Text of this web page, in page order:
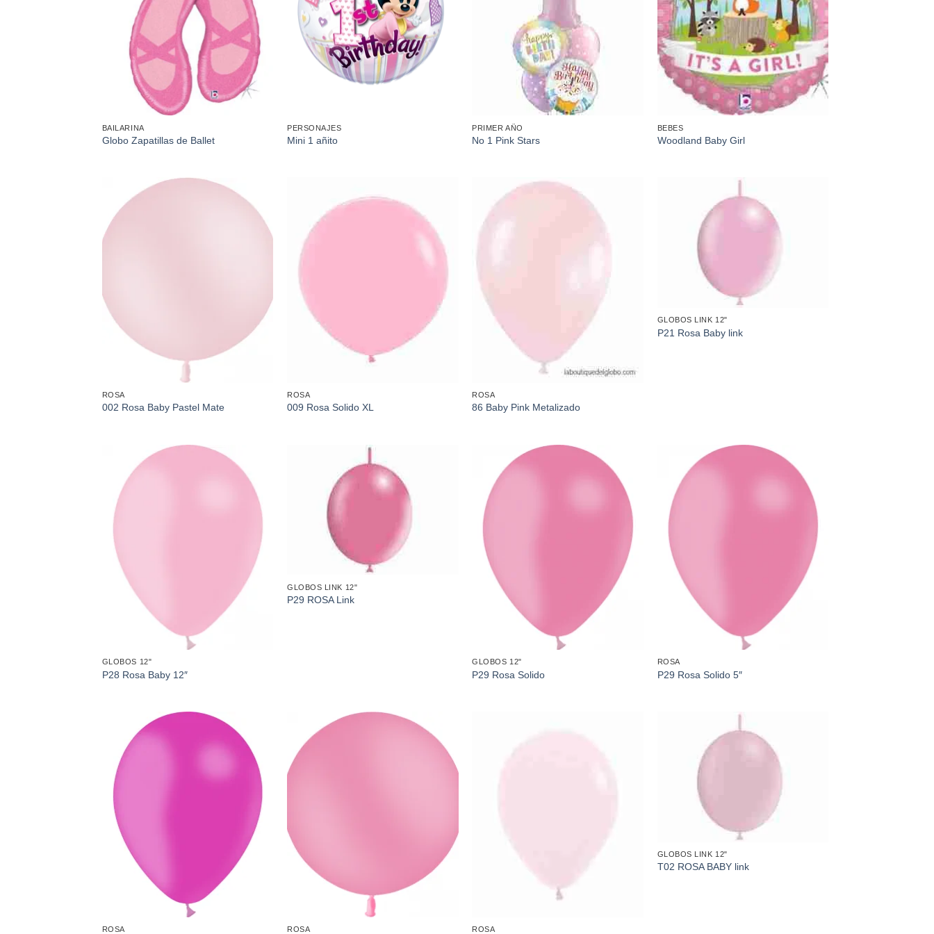
BAILARINA
Globo Zapatillas de Ballet
PERSONAJES
Mini 1 añito
PRIMER AÑO
No 1 Pink Stars
BEBES
Woodland Baby Girl
Añadir
ROSA
002 Rosa Baby Pastel Mate
Añadir
a la
lista de
deseos
ROSA
009 Rosa Solido XL
ROSA
86 Baby Pink Metalizado
GLOBOS LINK 12"
P21 Rosa Baby link
Añadir
a la
lista de
deseos
GLOBOS 12"
P28 Rosa Baby 12″
GLOBOS LINK 12"
P29 ROSA Link
Añadir
a la
lista de
deseos
GLOBOS 12"
P29 Rosa Solido
Añadir
a la
lista de
deseos
ROSA
P29 Rosa Solido 5″
Añadir
a la
lista de
deseos
ROSA
Añadir
ROSA ROSA
GLOBOS LINK 12"
T02 ROSA BABY link